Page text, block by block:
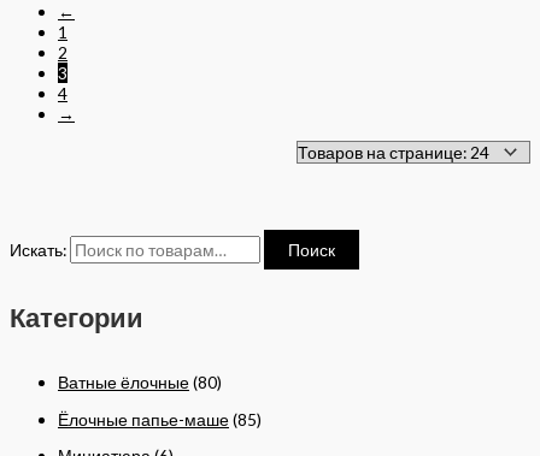
Искать: Поиск
Категории
Ватные ёлочные(80)
Ёлочные папье-маше(85)
←
1
2
3
4
→